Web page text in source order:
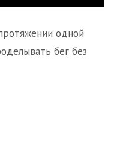
одной
бег без